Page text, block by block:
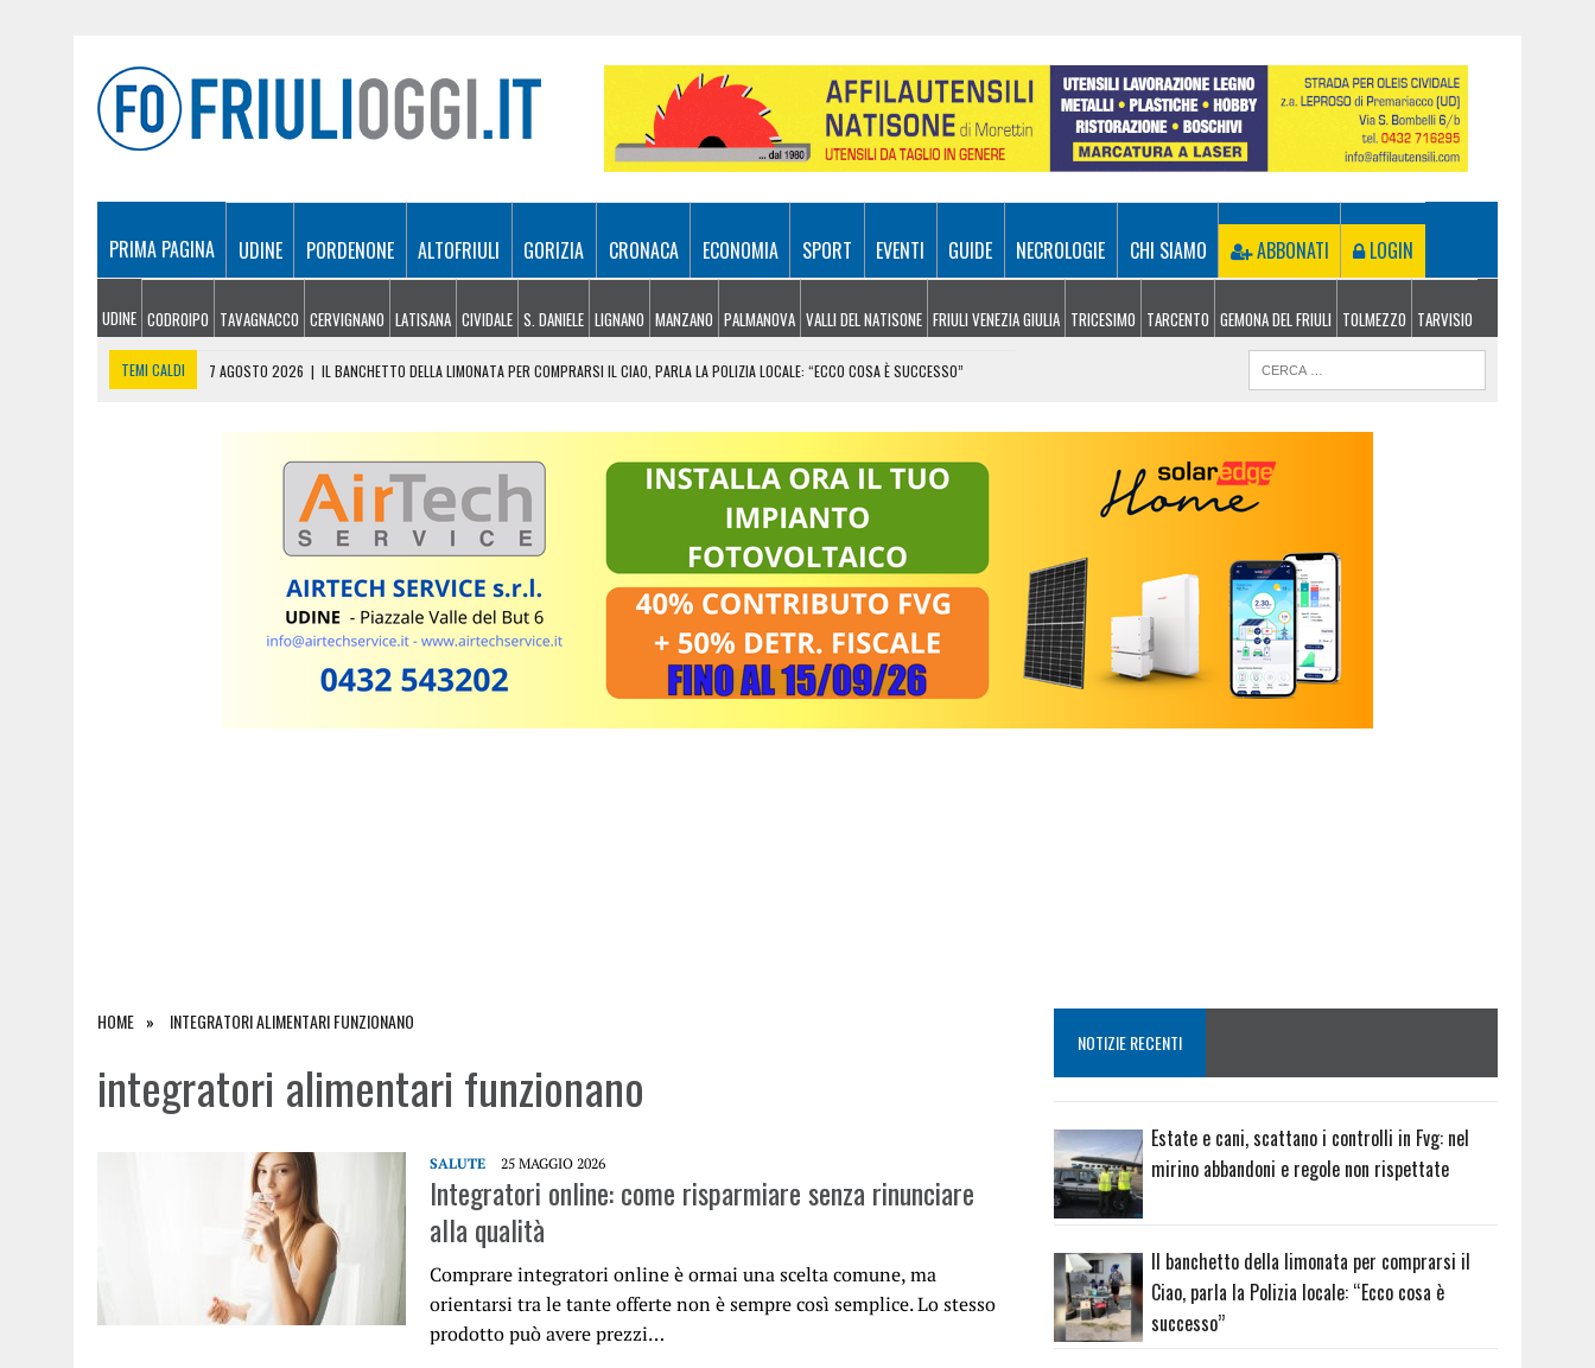
PRIMA PAGINA UDINE PORDENONE ALTOFRIULI GORIZIA CRONACA ECONOMIA SPORT EVENTI GUIDE NECROLOGIE CHI SIAMO ABBONATI LOGIN
UDINE CODROIPO TAVAGNACCO CERVIGNANO LATISANA CIVIDALE S. DANIELE LIGNANO MANZANO PALMANOVA VALLI DEL NATISONE FRIULI VENEZIA GIULIA TRICESIMO TARCENTO GEMONA DEL FRIULI TOLMEZZO TARVISIO
TEMI CALDI 7 AGOSTO 2026 | IL BANCHETTO DELLA LIMONATA PER COMPRARSI IL CIAO, PARLA LA POLIZIA LOCALE: “ECCO COSA È SUCCESSO”
UN TAP, 10 BIGLIETTI: SUI BUS DI UDINE ARRIVA IL CONTACTLESS PER VIAGGIARE IN GRUPPO
ESTATE E CANI, SCATTANO I CONTROLLI IN FVG: NEL MIRINO ABBANDONI E REGOLE NON RISPETTATE
HOME INTEGRATORI ALIMENTARI FUNZIONANO
integratori alimentari funzionano
SALUTE 25 MAGGIO 2026
Integratori online: come risparmiare senza rinunciare
alla qualità
Comprare integratori online è ormai una scelta comune, ma
orientarsi tra le tante offerte non è sempre così semplice. Lo stesso
prodotto può avere prezzi…
NOTIZIE RECENTI
Estate e cani, scattano i controlli in Fvg: nel
mirino abbandoni e regole non rispettate
Il banchetto della limonata per comprarsi il
Ciao, parla la Polizia locale: “Ecco cosa è
successo”